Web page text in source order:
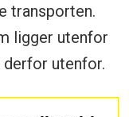
transporten.
ligger utenfor
utenfor.